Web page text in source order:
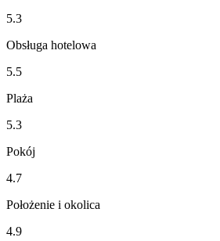
5.3
Obsługa hotelowa
5.5
Plaża
5.3
Pokój
4.7
Położenie i okolica
4.9